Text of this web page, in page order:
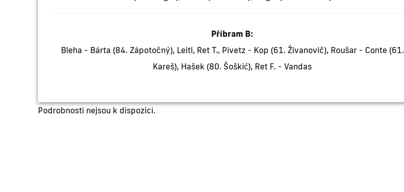
Příbram B:
Bleha - Bárta (84. Zápotočný), Leitl, Ret T., Pivetz - Kop (61. Živanovič), Roušar - Conte (61.
Kareš), Hašek (80. Šoškić), Ret F. - Vandas
Podrobnosti nejsou k dispozici.